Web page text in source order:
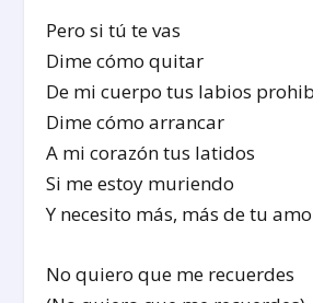
Pero si tú te vas
Dime cómo quitar
De mi cuerpo tus labios
Dime cómo arrancar
A mi corazón tus latidos
Si me estoy muriendo
Y necesito más, más de tu
No quiero que me recuerdes